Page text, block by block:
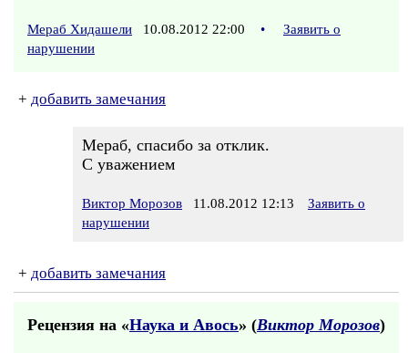
Мераб Хидашели 10.08.2012 22:00 •
Заявить о
нарушении
+ добавить замечания
Мераб, спасибо за отклик.
С уважением
Виктор Морозов 11.08.2012 12:13
Заявить о
нарушении
+ добавить замечания
Рецензия на «Наука и Авось» (Виктор Морозов)